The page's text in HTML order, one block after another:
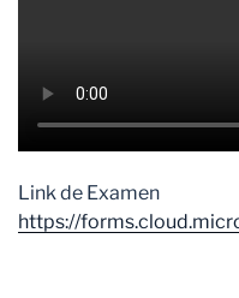
Link de Examen
https://